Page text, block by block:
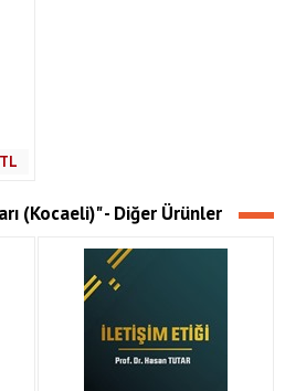
(Kocaeli)" - Diğer Ürünler